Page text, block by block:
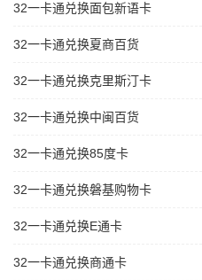
32一卡通兑换面包新语卡
32一卡通兑换夏商百货
32一卡通兑换克里斯汀卡
32一卡通兑换中闽百货
32一卡通兑换85度卡
32一卡通兑换磐基购物卡
32一卡通兑换E通卡
32一卡通兑换商通卡